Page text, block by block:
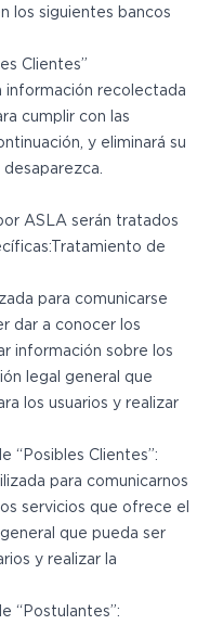
los siguientes bancos
Clientes”
información recolectada
cumplir con las
y eliminará su
ASLA serán tratados
de
para comunicarse
dar a conocer los
información sobre los
legal general que
los usuarios y realizar
“Posibles Clientes”:
para comunicarnos
servicios que ofrece el
que pueda ser
y realizar la
“Postulantes”: